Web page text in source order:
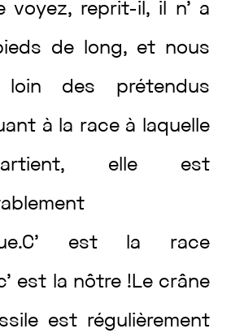
voyez, reprit-il , il n’ a
de long, et nous
loin des prétendus
à la race à laquelle
, elle est
.C’ est la race
est la nôtre !Le crâne
est régulièrement